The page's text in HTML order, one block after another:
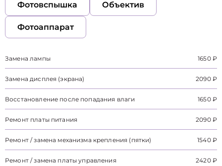
Фотовспышка Объектив
Фотоаппарат
Замена лампы 1650 ₽
Замена дисплея (экрана) 2090 ₽
Восстановление после попадания влаги 1650 ₽
Ремонт платы питания 2090 ₽
Ремонт / замена механизма крепления (пятки) 1540 ₽
Ремонт / замена платы управления 2420 ₽